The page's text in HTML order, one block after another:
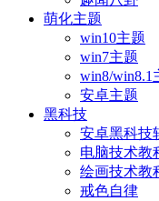
萌化主题
win10主题
win7主题
win8/win8.1
安卓主题
黑科技
安卓黑科技
电脑技术教
绘画技术教
戒色自律